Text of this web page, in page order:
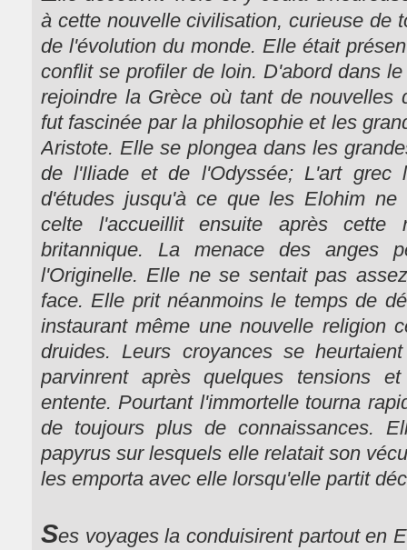
à cette nouvelle civilisation, curieuse de
de l'évolution du monde. Elle était
conflit se profiler de loin. D'abord dans
rejoindre la Grèce où tant de nouvelles
fut fascinée par la philosophie et les
Aristote. Elle se plongea dans les
de l'Iliade et de l'Odyssée; L'art grec
d'études jusqu'à ce que les Elohim ne
celte l'accueillit ensuite après
britannique. La menace des anges
l'Originelle. Elle ne se sentait pas
face. Elle prit néanmoins le temps de
instaurant même une nouvelle religion
druides. Leurs croyances se
parvinrent après quelques tensions
entente. Pourtant l'immortelle tourna
de toujours plus de connaissances.
papyrus sur lesquels elle relatait son
les emporta avec elle lorsqu'elle partit
Ses voyages la conduisirent partout en